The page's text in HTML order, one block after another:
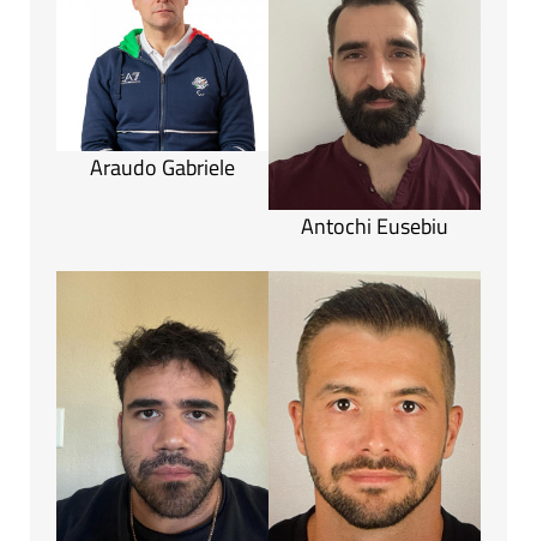
Araudo Gabriele
Antochi Eusebiu